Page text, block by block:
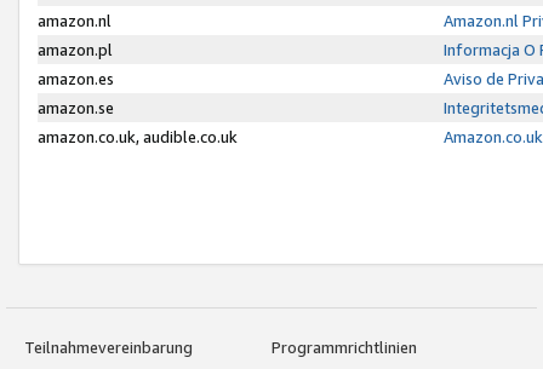
amazon.nl
Amazon.nl
amazon.pl
Informacja O
amazon.es
Aviso de
amazon.se
amazon.co.uk, audible.co.uk
Teilnahmevereinbarung
Programmrichtlinien